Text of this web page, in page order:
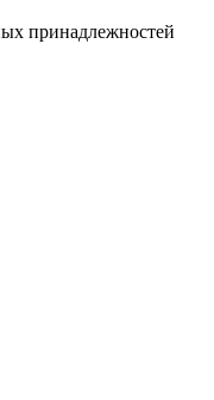
принадлежностей